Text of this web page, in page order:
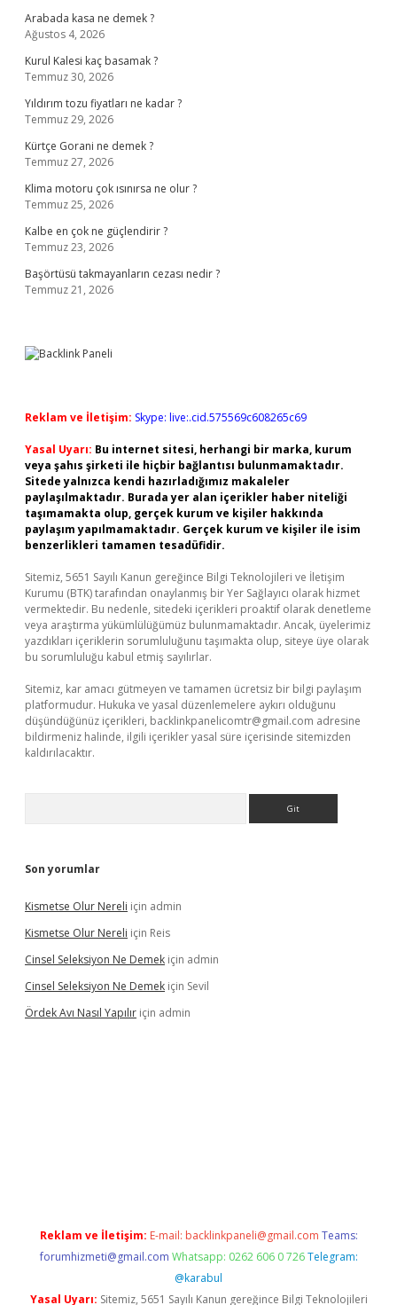
Arabada kasa ne demek ?
Ağustos 4, 2026
Kurul Kalesi kaç basamak ?
Temmuz 30, 2026
Yıldırım tozu fiyatları ne kadar ?
Temmuz 29, 2026
Kürtçe Gorani ne demek ?
Temmuz 27, 2026
Klima motoru çok ısınırsa ne olur ?
Temmuz 25, 2026
Kalbe en çok ne güçlendirir ?
Temmuz 23, 2026
Başörtüsü takmayanların cezası nedir ?
Temmuz 21, 2026
Reklam ve İletişim: Skype: live:.cid.575569c608265c69
Yasal Uyarı: Bu internet sitesi, herhangi bir marka, kurum
veya şahıs şirketi ile hiçbir bağlantısı bulunmamaktadır.
Sitede yalnızca kendi hazırladığımız makaleler
paylaşılmaktadır. Burada yer alan içerikler haber niteliği
taşımamakta olup, gerçek kurum ve kişiler hakkında
paylaşım yapılmamaktadır. Gerçek kurum ve kişiler ile isim
benzerlikleri tamamen tesadüfidir.
Sitemiz, 5651 Sayılı Kanun gereğince Bilgi Teknolojileri ve İletişim
Kurumu (BTK) tarafından onaylanmış bir Yer Sağlayıcı olarak hizmet
vermektedir. Bu nedenle, sitedeki içerikleri proaktif olarak denetleme
veya araştırma yükümlülüğümüz bulunmamaktadır. Ancak, üyelerimiz
yazdıkları içeriklerin sorumluluğunu taşımakta olup, siteye üye olarak
bu sorumluluğu kabul etmiş sayılırlar.
Sitemiz, kar amacı gütmeyen ve tamamen ücretsiz bir bilgi paylaşım
platformudur. Hukuka ve yasal düzenlemelere aykırı olduğunu
düşündüğünüz içerikleri, backlinkpanelicomtr@gmail.com adresine
bildirmeniz halinde, ilgili içerikler yasal süre içerisinde sitemizden
kaldırılacaktır.
Son yorumlar
Kismetse Olur Nereli için admin
Kismetse Olur Nereli için Reis
Cinsel Seleksiyon Ne Demek için admin
Cinsel Seleksiyon Ne Demek için Sevil
Ördek Avı Nasıl Yapılır için admin
Reklam ve İletişim: E-mail: backlinkpaneli@gmail.com Teams:
forumhizmeti@gmail.com Whatsapp: 0262 606 0 726 Telegram:
@karabul
Yasal Uyarı: Sitemiz, 5651 Sayılı Kanun gereğince Bilgi Teknolojileri